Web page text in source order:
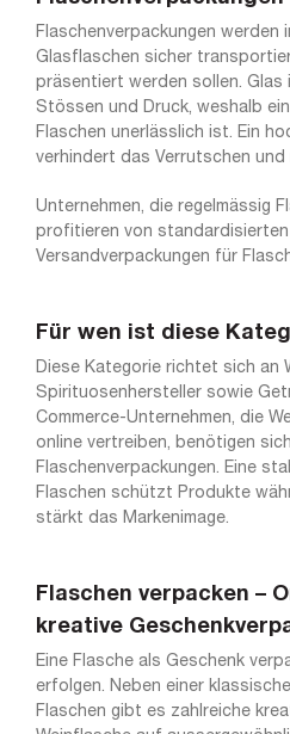
Flaschenverpackungen werden
Glasflaschen sicher
präsentiert werden sollen.
Stössen und Druck, weshalb
Flaschen unerlässlich ist. Ein
verhindert das Verrutschen
Unternehmen, die regelmässig
profitieren von standardisierten
Versandverpackungen für
Für wen ist diese
Diese Kategorie richtet sich an
Spirituosenhersteller sowie
Commerce-Unternehmen, die
online vertreiben, benötigen
Flaschenverpackungen. Eine
Flaschen schützt Produkte
stärkt das Markenimage.
Flaschen verpacken –
kreative
Eine Flasche als Geschenk
erfolgen. Neben einer
Flaschen gibt es zahlreiche